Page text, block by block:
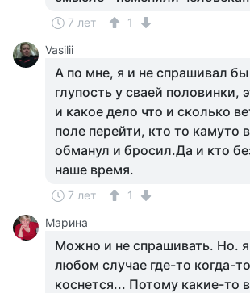
7 лет
1
Vasilii
А по мне, я и не спрашивал
глупость у сваей половинки,
и какое дело что и сколько
поле перейти, кто то камуто
обманул и бросил.Да и кто
наше время.
7 лет
1
Марина
Можно и не спрашивать. Но.
любом случае где-то когда-
коснется... Потому какие-то